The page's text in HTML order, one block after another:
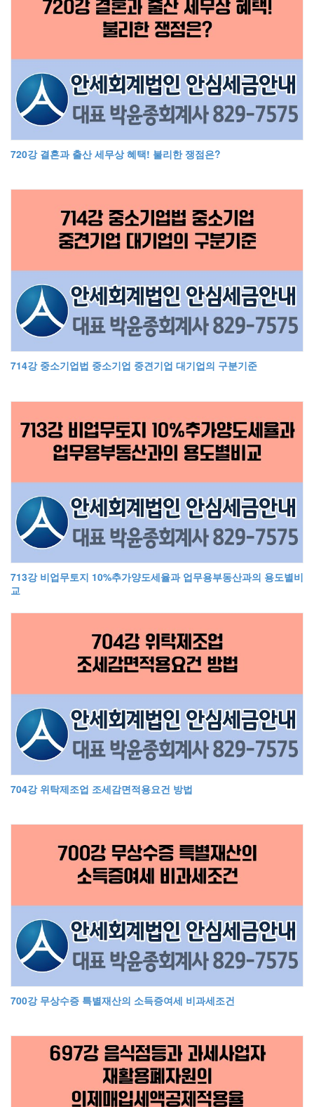
720강 결혼과 출산 세무상 혜택! 불리한 쟁점은?
714강 중소기업법 중소기업 중견기업 대기업의 구분기준
713강 비업무토지 10%추가양도세율과 업무용부동산과의 용도별비
교
704강 위탁제조업 조세감면적용요건 방법
700강 무상수증 특별재산의 소득증여세 비과세조건